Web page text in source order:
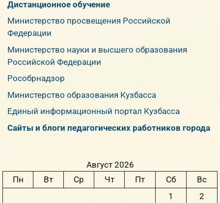
Дистанционное обучение
Министерство просвещения Российской
Федерации
Министерство науки и высшего образования
Российской Федерации
Рособрнадзор
Министерство образования Кузбасса
Единый информационный портал Кузбасса
Сайты и блоги педагогических работников города
Август 2026
Пн
Вт Ср Чт Пт Сб
Вс
1
2